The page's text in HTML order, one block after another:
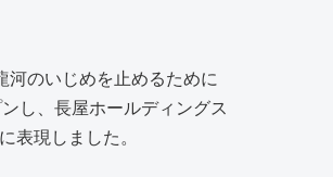
河のいじめを止めるために
し、長屋ホールディングス
表現しました。